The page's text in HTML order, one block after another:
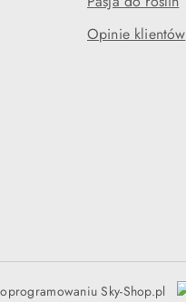
Opinie klientów
Sky-Shop.pl